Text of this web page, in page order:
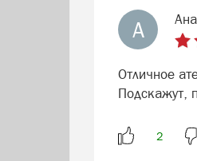
А
Отличное
Подскажут,